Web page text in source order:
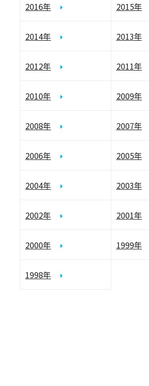
2016年 2015年
2014年 2013年
2012年 2011年
2010年 2009年
2008年 2007年
2006年 2005年
2004年 2003年
2002年 2001年
2000年 1999年
1998年